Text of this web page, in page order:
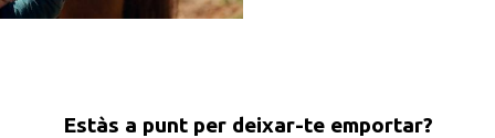
Estàs a punt per deixar-te emportar?